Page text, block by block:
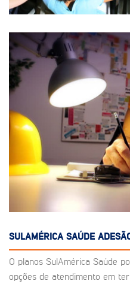
SULAMÉRICA SAÚDE
O planos SulAmérica Saúde
opções de atendimento em